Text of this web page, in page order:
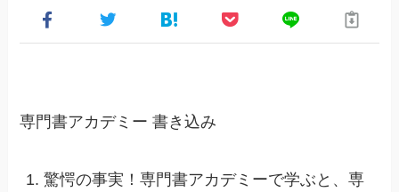
専門書アカデミー 書き込み
驚愕の事実！専門書アカデミーで学ぶと、専